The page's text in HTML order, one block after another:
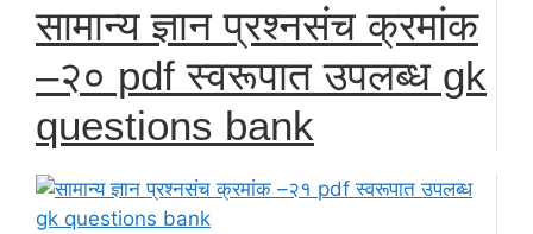
सामान्य ज्ञान प्रश्नसंच क्रमांक
–२० pdf स्वरूपात उपलब्ध gk
questions bank